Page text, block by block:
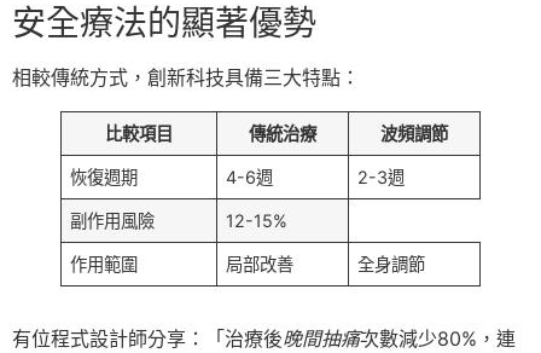
安全療法的顯著優勢
相較傳統方式，創新科技具備三大特點：
比較項目 傳統治療 波頻調節
恢復週期 4-6週 2-3週
副作用風險 12-15%
作用範圍 局部改善 全身調節
有位程式設計師分享：「治療後晚間抽痛次數減少80%，連